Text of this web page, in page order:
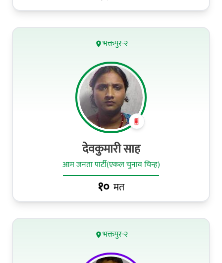
भक्तपुर-२
देवकुमारी साह
आम जनता पार्टी(एकल चुनाव चिन्ह)
१० मत
भक्तपुर-२